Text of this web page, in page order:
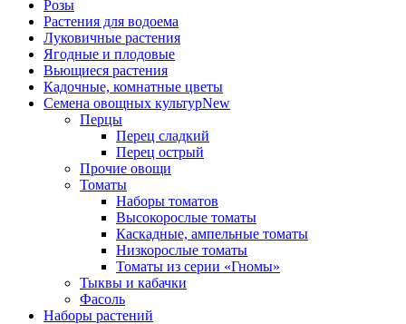
Розы
Растения для водоема
Луковичные растения
Ягодные и плодовые
Вьющиеся растения
Кадочные, комнатные цветы
Семена овощных культурNew
Перцы
Перец сладкий
Перец острый
Прочие овощи
Томаты
Наборы томатов
Высокорослые томаты
Каскадные, ампельные томаты
Низкорослые томаты
Томаты из серии «Гномы»
Тыквы и кабачки
Фасоль
Наборы растений